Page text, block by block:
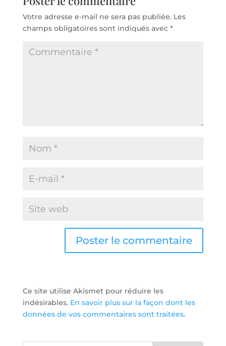
Votre adresse e-mail ne sera pas publiée. Les
champs obligatoires sont indiqués avec *
Ce site utilise Akismet pour réduire les
indésirables. En savoir plus sur la façon dont les
données de vos commentaires sont traitées.